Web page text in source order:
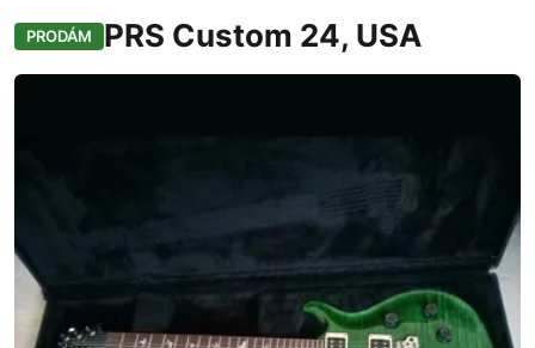
PRODÁM PRS Custom 24, USA
Fotografie